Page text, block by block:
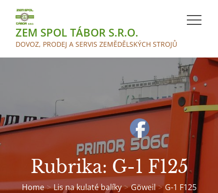
contentZEM SPOL TÁBOR S.R.O.
DOVOZ, PRODEJ A SERVIS ZEMĚDĚLSKÝCH STROJŮ
Rubrika: G-1 F125
Home Lis na kulaté balíky Göweil G-1 F125